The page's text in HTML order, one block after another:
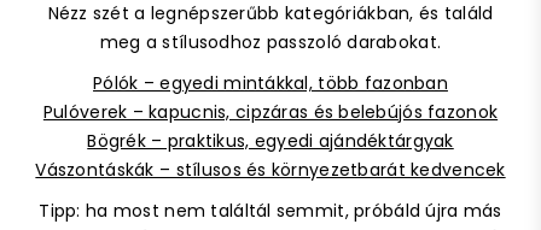
Nézz szét a legnépszerűbb kategóriákban, és találd
meg a stílusodhoz passzoló darabokat.
Pólók – egyedi mintákkal, több fazonban
Pulóverek – kapucnis, cipzáras és belebújós fazonok
Bögrék – praktikus, egyedi ajándéktárgyak
Vászontáskák – stílusos és környezetbarát kedvencek
Tipp: ha most nem találtál semmit, próbáld újra más